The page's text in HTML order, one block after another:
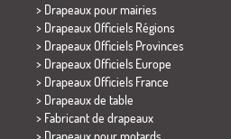
> Drapeaux pour mairies
> Drapeaux Officiels Régions
> Drapeaux Officiels Provinces
> Drapeaux Officiels Europe
> Drapeaux Officiels France
> Drapeaux de table
> Fabricant de drapeaux
> Drapeaux pour motards